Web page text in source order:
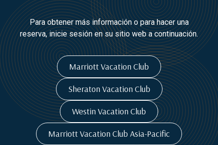
Para obtener más información o para hacer una
reserva, inicie sesión en su sitio web a continuación.
Marriott Vacation Club
Sheraton Vacation Club
Westin Vacation Club
Marriott Vacation Club Asia-Pacific